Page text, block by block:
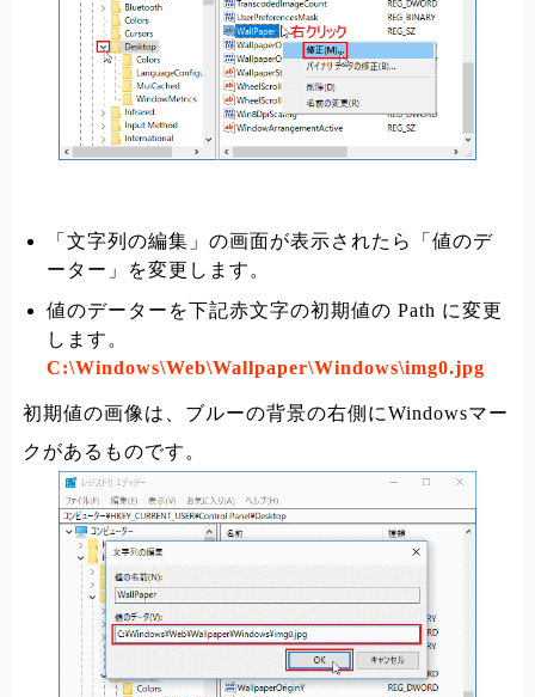
「文字列の編集」の画面が表示されたら「値のデ
ーター」を変更します。
値のデーターを下記赤文字の初期値の Path に変更
します。
C:\Windows\Web\Wallpaper\Windows\img0.jpg
初期値の画像は、ブルーの背景の右側にWindowsマー
クがあるものです。